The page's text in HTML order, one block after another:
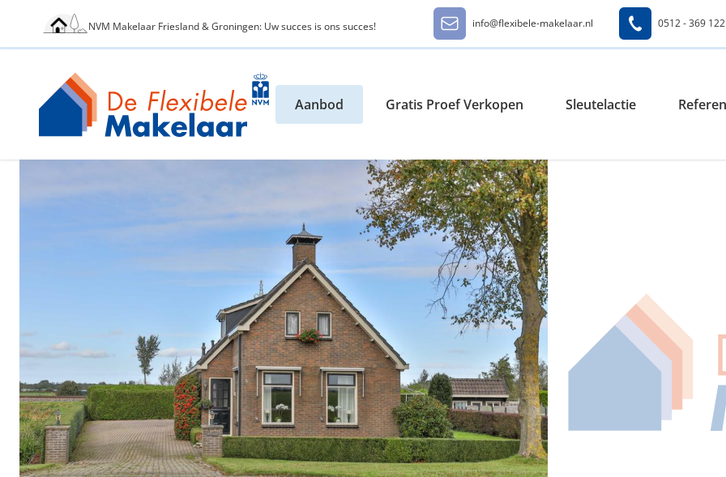
NVM Makelaar Friesland & Groningen: Uw succes is ons succes! info@flexibele-makelaar.nl 0512 - 369 122
Aanbod Gratis Proef Verkopen Sleutelactie